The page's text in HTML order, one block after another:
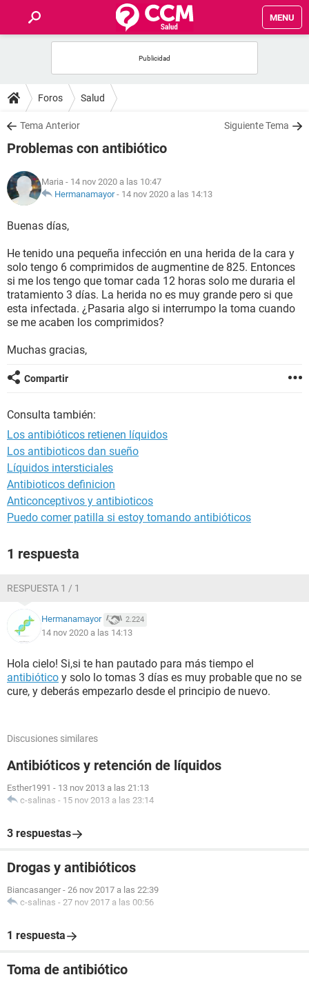
MENU
FOROS
SALUD
NUTRICIÓN
BIENESTAR
SEXUALIDAD
GLOSARIO
Foros Salud
Tema Anterior Siguiente Tema
Problemas con antibiótico
Maria - 14 nov 2020 a las 10:47
Hermanamayor- 14 nov 2020 a las 14:13
Buenas días,
He tenido una pequeña infección en una herida de la cara y
solo tengo 6 comprimidos de augmentine de 825. Entonces
si me los tengo que tomar cada 12 horas solo me duraria el
tratamiento 3 días. La herida no es muy grande pero si que
esta infectada. ¿Pasaria algo si interrumpo la toma cuando
se me acaben los comprimidos?
Muchas gracias,
Compartir
Consulta también:
Los antibióticos retienen líquidos
Los antibioticos dan sueño
Líquidos intersticiales
Antibioticos definicion
Anticonceptivos y antibioticos
Puedo comer patilla si estoy tomando antibióticos
1 respuesta
RESPUESTA 1 / 1
Hermanamayor 2.224
14 nov 2020 a las 14:13
Hola cielo! Si,si te han pautado para más tiempo el
antibiótico y solo lo tomas 3 días es muy probable que no se
cure, y deberás empezarlo desde el principio de nuevo.
Discusiones similares
Antibióticos y retención de líquidos
Esther1991 - 13 nov 2013 a las 21:13
c-salinas - 15 nov 2013 a las 23:14
3 respuestas
Drogas y antibióticos
Biancasanger - 26 nov 2017 a las 22:39
c-salinas - 27 nov 2017 a las 00:56
1 respuesta
Toma de antibiótico